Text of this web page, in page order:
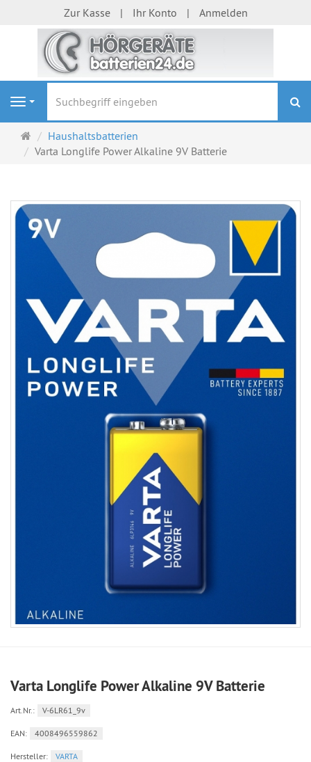
Zur Kasse Ihr Konto Anmelden
Navigation
Startseite
Haushaltsbatterien
Varta Longlife Power Alkaline 9V Batterie
Varta Longlife Power Alkaline 9V Batterie
Art.Nr.: V-6LR61_9v
EAN: 4008496559862
Hersteller: VARTA